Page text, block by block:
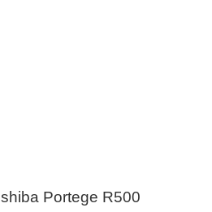
Portege R500